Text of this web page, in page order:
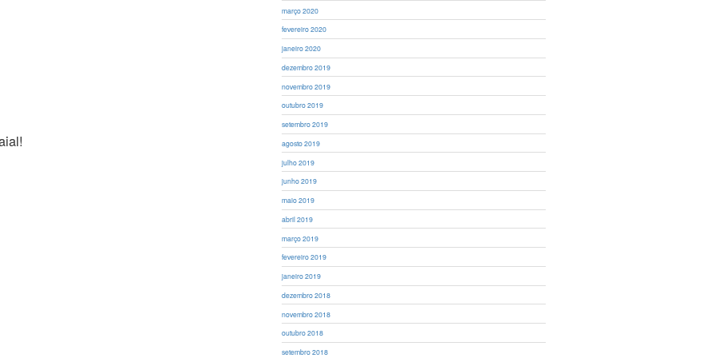
março 2020
fevereiro 2020
janeiro 2020
dezembro 2019
novembro 2019
outubro 2019
setembro 2019
agosto 2019
julho 2019
junho 2019
maio 2019
abril 2019
março 2019
fevereiro 2019
janeiro 2019
dezembro 2018
novembro 2018
outubro 2018
setembro 2018